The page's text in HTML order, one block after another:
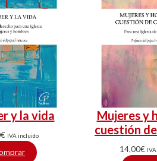
y la vida
€ IVA incluido
Mujeres y
cuestión
14,00€